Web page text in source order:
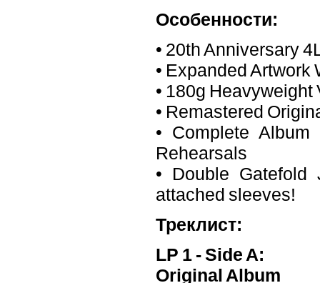
Особенности:
• 20th Anniversary
• Expanded
• 180g Heavyweight
• Remastered
• Complete
Rehearsals
• Double
attached sleeves!
Треклист:
LP 1 - Side A:
Original Album